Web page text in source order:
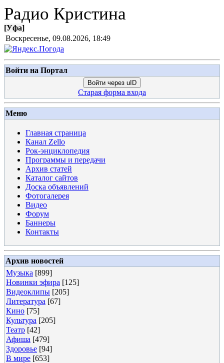
Радио Кристина
[Уфа]
Воскресенье, 09.08.2026, 18:49
Войти на Портал
Войти через uID
Старая форма входа
Меню
Главная страница
Канал Zello
Рок-энциклопедия
Программы и передачи
Архив статей
Каталог сайтов
Доска объявлений
Фотогалерея
Видео
Форум
Баннеры
Контакты
Архив новостей
Музыка [899]
Новинки эфира [125]
Видеоклипы [205]
Литература [67]
Кино [75]
Культура [205]
Театр [42]
Афиша [479]
Здоровье [94]
В мире [653]